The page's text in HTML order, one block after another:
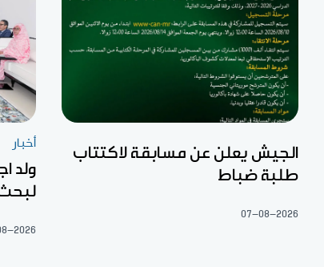
الجيش يعلن عن مسابقة لاكتتاب
طلبة ضباط
07-08-2026
أخبار
ولد
2026